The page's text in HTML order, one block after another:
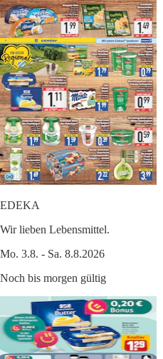
EDEKA
Wir lieben Lebensmittel.
Mo. 3.8. - Sa. 8.8.2026
Noch bis morgen gültig